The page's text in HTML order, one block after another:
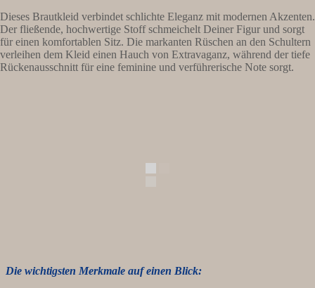
Dieses Brautkleid verbindet schlichte Eleganz mit modernen Akzenten.
Der fließende, hochwertige Stoff schmeichelt Deiner Figur und sorgt
für einen komfortablen Sitz. Die markanten Rüschen an den Schultern
verleihen dem Kleid einen Hauch von Extravaganz, während der tiefe
Rückenausschnitt für eine feminine und verführerische Note sorgt.
Die wichtigsten Merkmale auf einen Blick: